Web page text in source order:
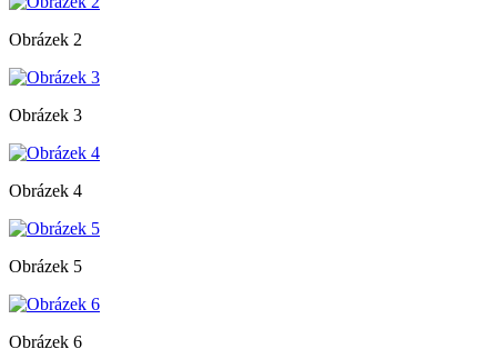
Obrázek 2
Obrázek 3
Obrázek 4
Obrázek 5
Obrázek 6